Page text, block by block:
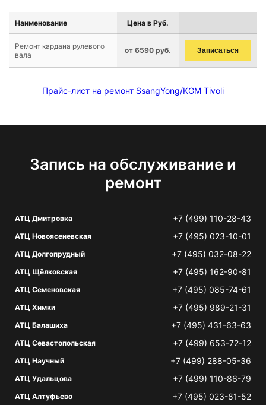
Наименование Цена в Руб.
Ремонт кардана рулевого
вала
от 6590 руб. Записаться
Прайс-лист на ремонт SsangYong/KGM Tivoli
Запись на обслуживание и
ремонт
АТЦ Дмитровка +7 (499) 110-28-43
АТЦ Новоясеневская +7 (495) 023-10-01
АТЦ Долгопрудный +7 (495) 032-08-22
АТЦ Щёлковская +7 (495) 162-90-81
АТЦ Семеновская +7 (495) 085-74-61
АТЦ Химки +7 (495) 989-21-31
АТЦ Балашиха +7 (495) 431-63-63
АТЦ Севастопольская +7 (499) 653-72-12
АТЦ Научный +7 (499) 288-05-36
АТЦ Удальцова +7 (499) 110-86-79
АТЦ Алтуфьево +7 (495) 023-81-52